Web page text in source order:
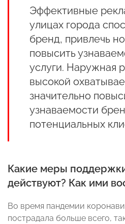
Эффективные
улицах города
бренд, привлечь
повысить
услуги. Наружная
высокой
значительно
узнаваемости
потенциальных
Какие меры
действуют? Как ими
Во время пандемии
пострадала больше всего,